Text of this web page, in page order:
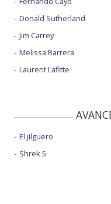
Donald Sutherland
Jim Carrey
Melissa Barrera
Laurent Lafitte
El jilguero
Shrek 5